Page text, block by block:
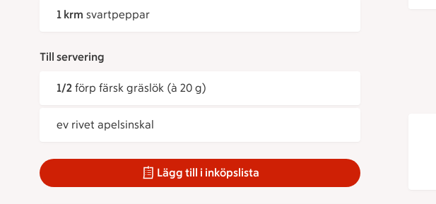
1 krm svartpeppar
Till servering
1/2 förp färsk gräslök (à 20 g)
ev rivet apelsinskal
Lägg till i inköpslista